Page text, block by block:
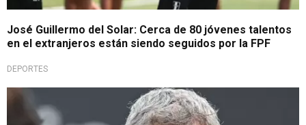
José Guillermo del Solar: Cerca de 80 jóvenes talentos
en el extranjeros están siendo seguidos por la FPF
DEPORTES